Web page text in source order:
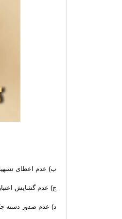
ب) عدم اعطای
ج) عدم گشایش
د) عدم صدور دسته